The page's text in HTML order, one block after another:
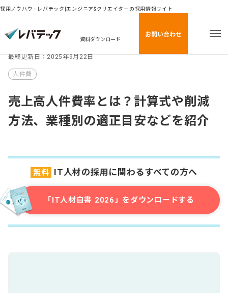
採用ノウハウ - レバテック|エンジニア&クリエイターの採用情報サイト
資料ダウンロード
お問い合わせ
最終更新日：2025年9月22日
人件費
売上高人件費率とは？計算式や削減
方法、業種別の適正目安などを紹介
無料 IT人材の採用に関わるすべての方へ
「IT人材白書 2026」をダウンロードする